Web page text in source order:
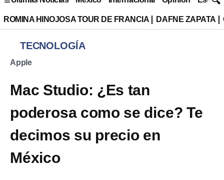
ROMINA HINOJOSA TOUR DE FRANCIA DAFNE ZAPATA
TECNOLOGÍA
Apple
Mac Studio: ¿Es tan
poderosa como se dice? Te
decimos su precio en
México